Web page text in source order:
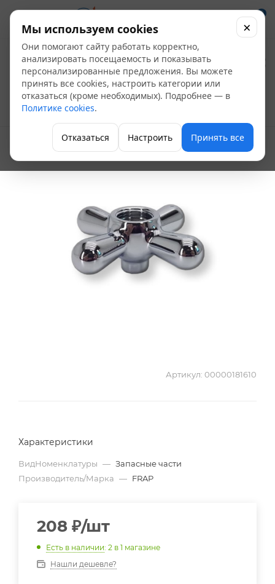
0
Ручка для смесителя
(маховик) H19
Картриджи, кран-буксы, маховики
Артикул: 00000181610
Характеристики
ВидНоменклатуры — Запасные части
Производитель/Марка — FRAP
208 ₽/шт
Есть в наличии: 2 в 1 магазине
Нашли дешевле?
Мы используем cookies
Они помогают сайту работать корректно,
анализировать посещаемость и показывать
персонализированные предложения. Вы можете
принять все cookies, настроить категории или
отказаться (кроме необходимых). Подробнее — в
Политике cookies.
Отказаться Настроить Принять все
×